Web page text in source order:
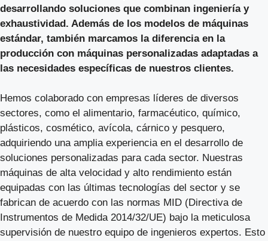
desarrollando soluciones que combinan ingeniería y
exhaustividad. Además de los modelos de máquinas
estándar, también marcamos la diferencia en la
producción con máquinas personalizadas adaptadas a
las necesidades específicas de nuestros clientes.
Hemos colaborado con empresas líderes de diversos
sectores, como el alimentario, farmacéutico, químico,
plásticos, cosmético, avícola, cárnico y pesquero,
adquiriendo una amplia experiencia en el desarrollo de
soluciones personalizadas para cada sector. Nuestras
máquinas de alta velocidad y alto rendimiento están
equipadas con las últimas tecnologías del sector y se
fabrican de acuerdo con las normas MID (Directiva de
Instrumentos de Medida 2014/32/UE) bajo la meticulosa
supervisión de nuestro equipo de ingenieros expertos. Esto